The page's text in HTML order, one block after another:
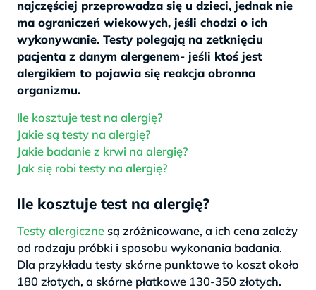
najczęściej przeprowadza się u dzieci, jednak nie
ma ograniczeń wiekowych, jeśli chodzi o ich
wykonywanie. Testy polegają na zetknięciu
pacjenta z danym alergenem- jeśli ktoś jest
alergikiem to pojawia się reakcja obronna
organizmu.
Ile kosztuje test na alergię?
Jakie są testy na alergię?
Jakie badanie z krwi na alergię?
Jak się robi testy na alergię?
Ile kosztuje test na alergię?
Testy alergiczne są zróżnicowane, a ich cena zależy
od rodzaju próbki i sposobu wykonania badania.
Dla przykładu testy skórne punktowe to koszt około
180 złotych, a skórne płatkowe 130-350 złotych.